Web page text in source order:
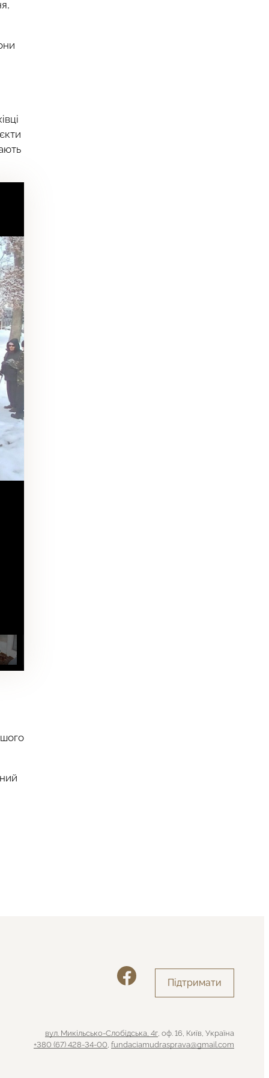
Підтримати
вул. Микільсько-Слобідська, 4г, оф. 16, Київ, Україна
+380 (67) 428-34-00, fundaciamudrasprava@gmail.com